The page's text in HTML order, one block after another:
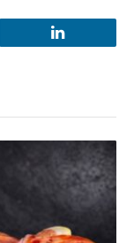
LinkedIn